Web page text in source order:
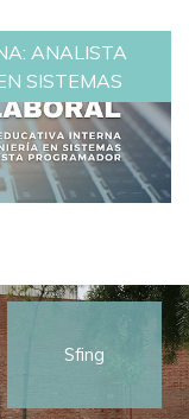
ANALISTA
SISTEMAS
Sfing